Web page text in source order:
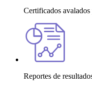
Certificados
Reportes de